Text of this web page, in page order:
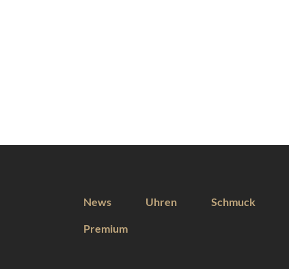
News Uhren Schmuck
Premium